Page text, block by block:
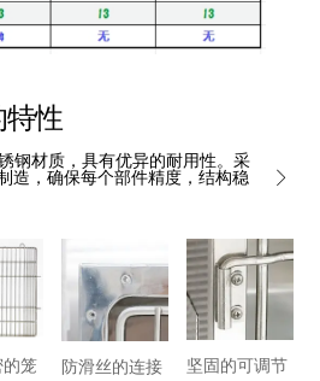
性
钢材质，具有优异的耐用性。采
造，确保每个部件精度，结构稳
的笼
防滑丝的连接
坚固的可调节